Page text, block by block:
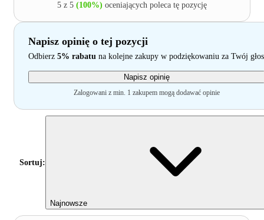
5 z 5 (100%) oceniających poleca tę pozycję
Napisz opinię o tej pozycji
Odbierz 5% rabatu na kolejne zakupy w podziękowaniu za Twój głos
Napisz opinię
Zalogowani z min. 1 zakupem mogą dodawać opinie
Sortuj:
Najnowsze